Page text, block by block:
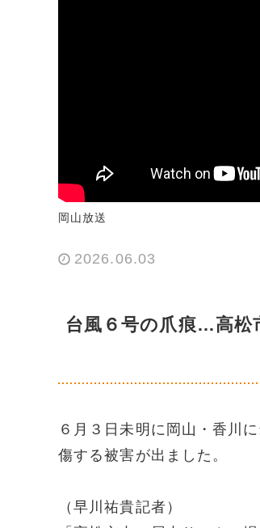
岡山放送
2026.06.03
台風６号の爪痕…高
６月３日未明に岡山・香川
傷する被害が出ました。
（早川祐貴記者）